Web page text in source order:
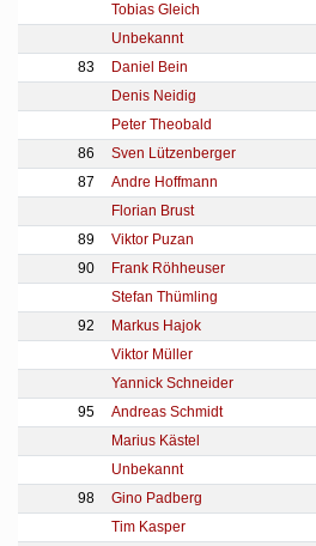
Tobias Gleich
Unbekannt
83
Daniel Bein
Denis Neidig
Peter Theobald
86
Sven Lützenberger
87
Andre Hoffmann
Florian Brust
89
Viktor Puzan
90
Frank Röhheuser
Stefan Thümling
92
Markus Hajok
Viktor Müller
Yannick Schneider
95
Andreas Schmidt
Marius Kästel
Unbekannt
98
Gino Padberg
Tim Kasper